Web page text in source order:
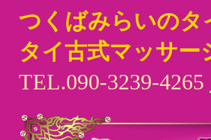
つくばみらいのタ
タイ古式マッサー
TEL.090-3239-4265